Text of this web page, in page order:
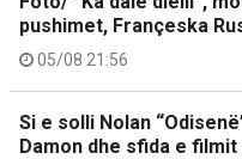
pushimet, Françeska
05/08 21:56
Si e solli Nolan
Damon dhe sfida e